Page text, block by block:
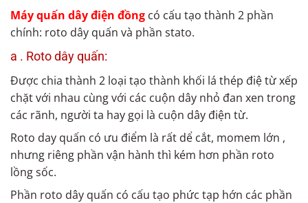
Máy quấn dây điện đồng có cấu tạo thành 2 phần
chính: roto dây quấn và phần stato.
a . Roto dây quấn:
Được chia thành 2 loại tạo thành khối lá thép điệ từ xếp
chặt với nhau cùng với các cuộn dây nhỏ đan xen trong
các rãnh, người ta hay gọi là cuộn dây điện từ.
Roto day quấn có ưu điểm là rất dể cắt, momem lớn ,
nhưng riêng phần vận hành thì kém hơn phần roto
lồng sốc.
Phần roto dây quấn có cấu tạo phức tạp hớn các phần